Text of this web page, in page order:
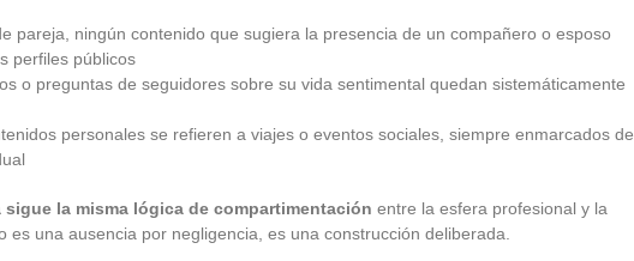
pareja, ningún contenido que sugiera la presencia de un compañero o esposo
perfiles públicos
o preguntas de seguidores sobre su vida sentimental quedan sistemáticamente
personales se refieren a viajes o eventos sociales, siempre enmarcados de
sigue la misma lógica de compartimentación entre la esfera profesional y la
es una ausencia por negligencia, es una construcción deliberada.